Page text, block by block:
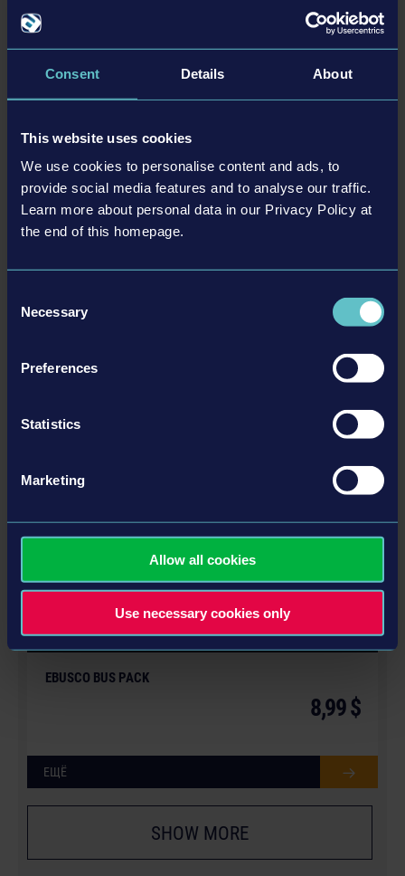
Consent Details About
This website uses cookies
We use cookies to personalise content and ads, to
provide social media features and to analyse our traffic.
Learn more about personal data in our Privacy Policy at
the end of this homepage.
Selection
Necessary
Preferences
Statistics
Marketing
Allow all cookies
Use necessary cookies only
2,99 $
ЕЩЁ
Дополнения
12,99 $
Дополнения
EBUSCO BUS PACK
8,99 $
ЕЩЁ
SHOW MORE